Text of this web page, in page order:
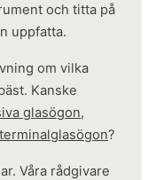
och titta på
uppfatta.
om vilka
Kanske
glasögon,
terminalglasögon?
Våra rådgivare